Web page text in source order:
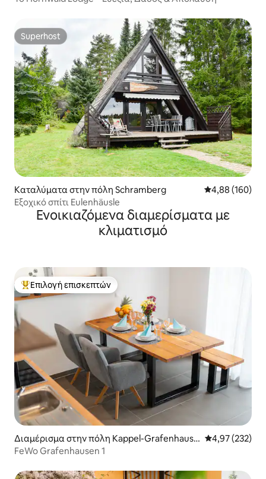
Superhost
Superhost
Καταλύματα στην πόλη Schramberg Μέση
4,88 (160)
Εξοχικό σπίτι Eulenhäusle
Ενοικιαζόμενα διαμερίσματα με
κλιματισμό
Κορυφαία επιλογή επισκεπτών
Επιλογή επισκεπτών
Διαμέρισμα στην πόλη Kappel-Grafenhause
n
Μέση
4,97 (232)
FeWo Grafenhausen 1